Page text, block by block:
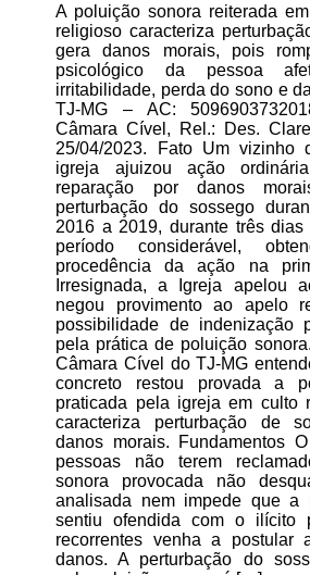
A poluição sonora reiterada
religioso caracteriza
gera danos morais, pois
psicológico da pessoa
irritabilidade, perda do sono e
TJ-MG – AC:
Câmara Cível, Rel.: Des.
25/04/2023. Fato Um vizinho
igreja ajuizou ação
reparação por danos
perturbação do sossego
2016 a 2019, durante três
período considerável,
procedência da ação na
Irresignada, a Igreja apelou
negou provimento ao apelo
possibilidade de indenização
pela prática de poluição
Câmara Cível do TJ-MG
concreto restou provada a
praticada pela igreja em culto
caracteriza perturbação de
danos morais. Fundamentos
pessoas não terem
sonora provocada não
analisada nem impede que a
sentiu ofendida com o ilícito
recorrentes venha a postular
danos. A perturbação do